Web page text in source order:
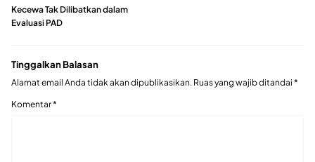
Kecewa Tak Dilibatkan dalam
Evaluasi PAD
Tinggalkan Balasan
Alamat email Anda tidak akan dipublikasikan. Ruas yang wajib ditandai *
Komentar*